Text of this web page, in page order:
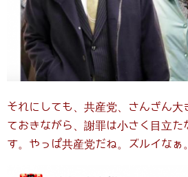
それにしても、共産党、さんざん大
ておきながら、謝罪は小さく目立た
す。やっぱ共産党だね。ズルイなぁ。